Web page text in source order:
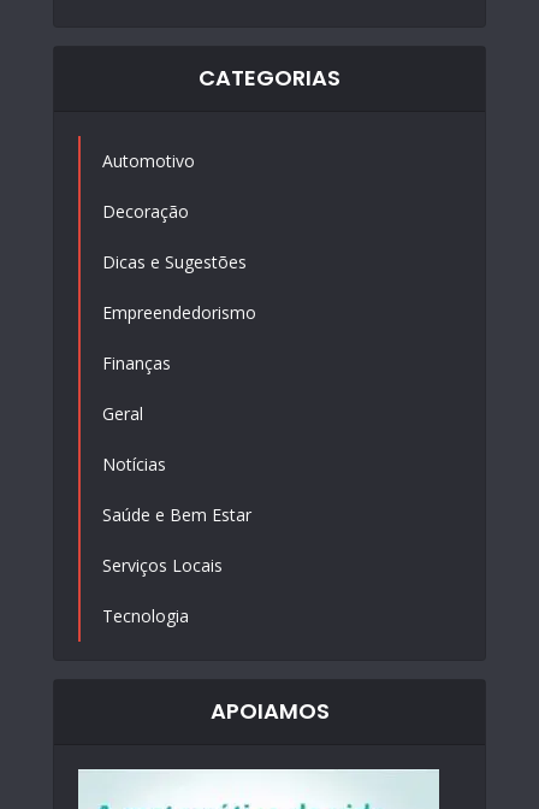
CATEGORIAS
Automotivo
Decoração
Dicas e Sugestões
Empreendedorismo
Finanças
Geral
Notícias
Saúde e Bem Estar
Serviços Locais
Tecnologia
APOIAMOS